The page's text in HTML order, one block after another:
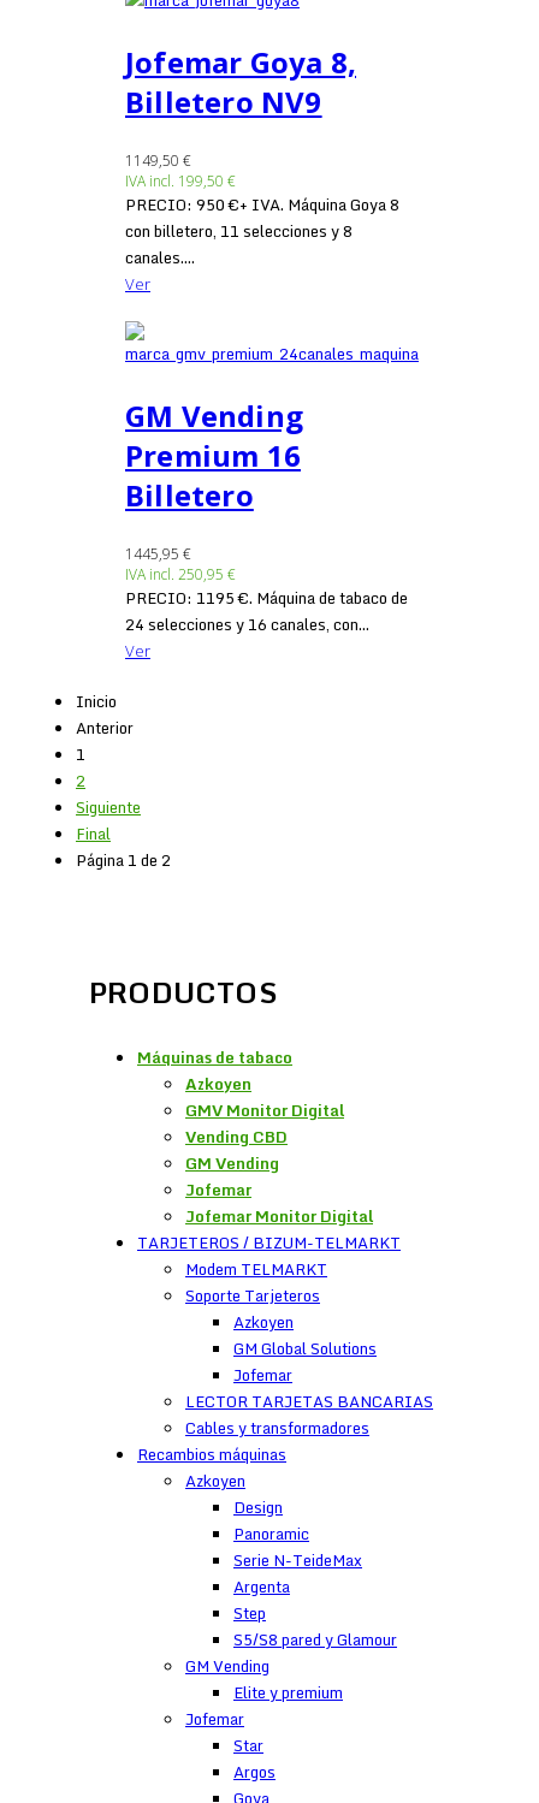
Jofemar Goya 8,
Billetero NV9
1149,50 €
IVA incl. 199,50 €
PRECIO: 950 €+ IVA. Máquina Goya 8
con billetero, 11 selecciones y 8
canales....
Ver
GM Vending
Premium 16
Billetero
1445,95 €
IVA incl. 250,95 €
PRECIO: 1195 €. Máquina de tabaco de
24 selecciones y 16 canales, con...
Ver
Inicio
Anterior
1
2
Siguiente
Final
Página 1 de 2
PRODUCTOS
Máquinas de tabaco
Azkoyen
GMV Monitor Digital
Vending CBD
GM Vending
Jofemar
Jofemar Monitor Digital
TARJETEROS / BIZUM-TELMARKT
Modem TELMARKT
Soporte Tarjeteros
Azkoyen
GM Global Solutions
Jofemar
LECTOR TARJETAS BANCARIAS
Cables y transformadores
Recambios máquinas
Azkoyen
Design
Panoramic
Serie N-TeideMax
Argenta
Step
S5/S8 pared y Glamour
GM Vending
Elite y premium
Jofemar
Star
Argos